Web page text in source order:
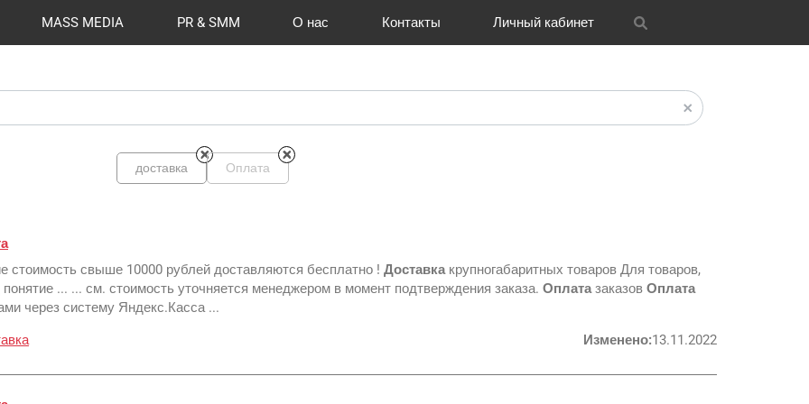
MASS MEDIA PR & SMM О нас Контакты Личный кабинет
доставка Оплата
стоимость свыше 10000 рублей доставляются бесплатно ! Доставка крупногабаритных товаров Для товаров,
... ... см. стоимость уточняется менеджером в момент подтверждения заказа. Оплата заказов Оплата
через систему Яндекс.Касса ...
Изменено:13.11.2022